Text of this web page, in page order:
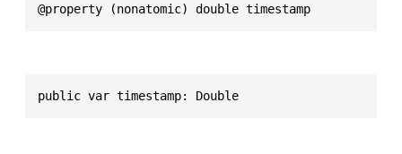
@property (nonatomic) double timestamp
public var timestamp: Double